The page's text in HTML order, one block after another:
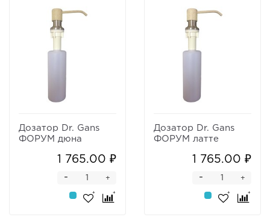
Дозатор Dr. Gans
ФОРУМ дюна
1 765.00 ₽
+
-
Дозатор Dr. Gans
ФОРУМ латте
1 765.00 ₽
+
-